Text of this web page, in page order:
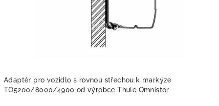
Adaptér pro vozidlo s rovnou střechou k markýze
TO5200/8000/4900 od výrobce Thule Omnistor